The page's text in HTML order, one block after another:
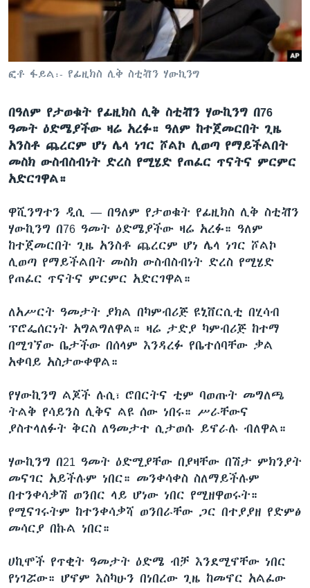
ፎቶ ፋይል፡- የፊዚክስ ሊቅ ስቲቭን ሃውኪንግ
በዓለም የታወቁት የፊዚክስ ሊቅ ስቲቭን ሃውኪንግ በ76
ዓመት ዕድሜያችው ዛሬ አረፉ። ዓለም ከተጀመርበት ጊዜ
አንስቶ ጨረርም ሆነ ሌላ ነገር ሾልኮ ሊወጣ የማይችልበት
መስክ ውስብስብነት ድረስ የሚሄድ የጠፈር ጥናትና ምርምር
አድርገዋል።
ዋሺንግተን ዲሲ — በዓለም የታወቁት የፊዚክስ ሊቅ ስቲቭን
ሃውኪንግ በ76 ዓመት ዕድሜያችው ዛሬ አረፉ። ዓለም
ከተጀመርበት ጊዜ አንስቶ ጨረርም ሆነ ሌላ ነገር ሾልኮ
ሊወጣ የማይችልበት መስክ ውስብስብነት ድረስ የሚሄድ
የጠፈር ጥናትና ምርምር አድርገዋል።
ለአሥርት ዓመታት ያክል በካምብሪጅ ዩኒቨርሲቲ በሂሳብ
ፕሮፌሰርነት አግልግለዋል። ዛሬ ታድያ ካምብሪጅ ከተማ
በሚገኘው ቤታችው በሰላም እንዳረፉ የቤተሰባቸው ቃል
አቀባይ አስታውቀዋል።
የሃውኪንግ ልጆች ሉሲ፣ ሮበርትና ቲም ባወጡት መግለጫ
ትልቅ የሳይንስ ሊቅና ልዩ ሰው ነበሩ። ሥራቸውና
ያስተላለፉት ቅርስ ለዓመታተ ሲታወሱ ይኖራሉ ብለዋል።
ሃውኪንግ በ21 ዓመት ዕድሚያቸው በያዛቸው በሽታ ምክንያት
መናገር አይችሉም ነበር። መንቀሳቀስ ስለማይችሉም
በተንቀሳቃሽ ወንበር ላይ ሆነው ነበር የሚዘዋወሩት።
የሚናገሩትም ከተንቀሳቃሻ ወንበራቸው ጋር በተያያዘ የድምፅ
መሳርያ በኩል ነበር።
ሀኪሞች የጥቂት ዓመታት ዕድሜ ብቻ እንደሚኖቸው ነበር
የነገሯው። ሆኖም እስካሁን በነበረው ጊዜ ከመኖር አልፈው